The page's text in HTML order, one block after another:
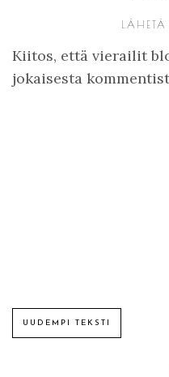
Kiitos, että vierailit
jokaisesta
UUDEMPI TEKSTI